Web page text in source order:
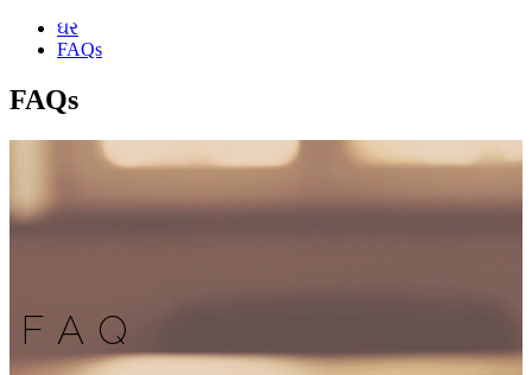
ઘર
FAQs
FAQs
FAQ